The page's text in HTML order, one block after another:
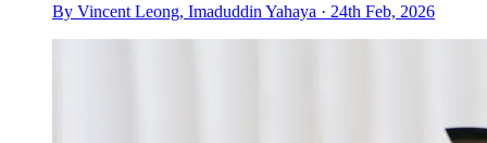
By Vincent Leong, Imaduddin Yahaya · 24th Feb, 2026